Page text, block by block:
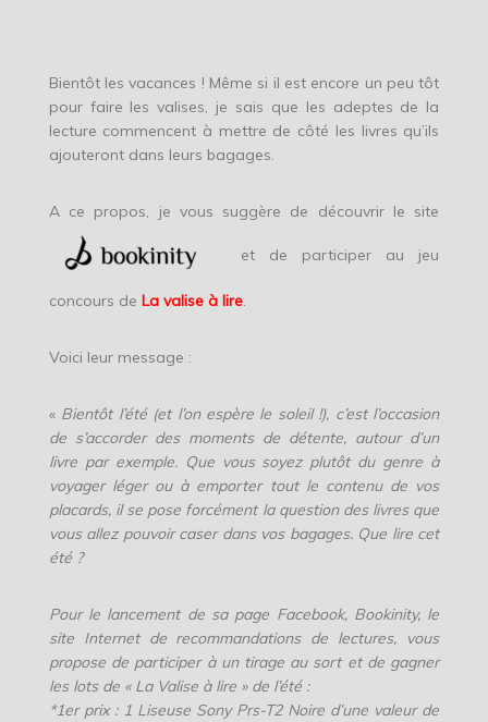
Bientôt les vacances ! Même si il est encore un peu tôt
pour faire les valises, je sais que les adeptes de la
lecture commencent à mettre de côté les livres qu’ils
ajouteront dans leurs bagages.
A ce propos, je vous suggère de découvrir le site
et de participer au jeu
concours de La valise à lire.
Voici leur message :
« Bientôt l’été (et l’on espère le soleil !), c’est l’occasion
de s’accorder des moments de détente, autour d’un
livre par exemple. Que vous soyez plutôt du genre à
voyager léger ou à emporter tout le contenu de vos
placards, il se pose forcément la question des livres que
vous allez pouvoir caser dans vos bagages. Que lire cet
été ?
Pour le lancement de sa page Facebook, Bookinity, le
site Internet de recommandations de lectures, vous
propose de participer à un tirage au sort et de gagner
les lots de « La Valise à lire » de l’été :
*1er prix : 1 Liseuse Sony Prs-T2 Noire d’une valeur de